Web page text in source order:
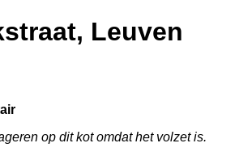
Leuven
op dit kot omdat het volzet is.